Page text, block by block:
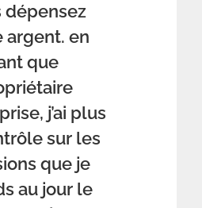
dépensez
argent. en
que
j’ai plus
sur les
que je
au jour le